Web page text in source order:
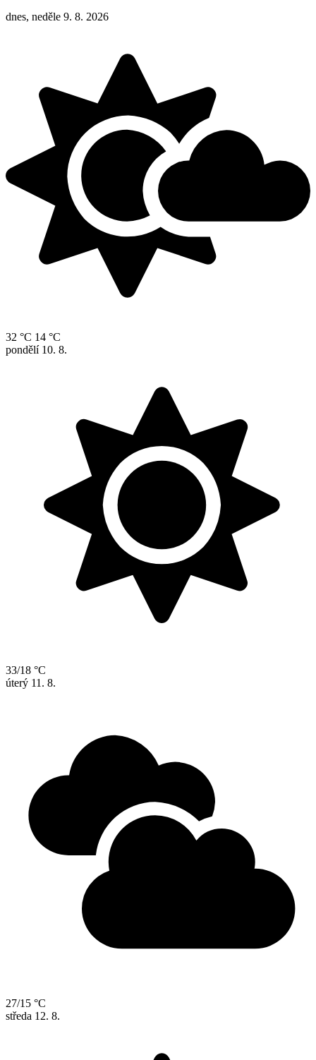
dnes, neděle 9. 8. 2026
32 °C 14 °C
pondělí 10. 8.
33/18 °C
úterý 11. 8.
27/15 °C
středa 12. 8.